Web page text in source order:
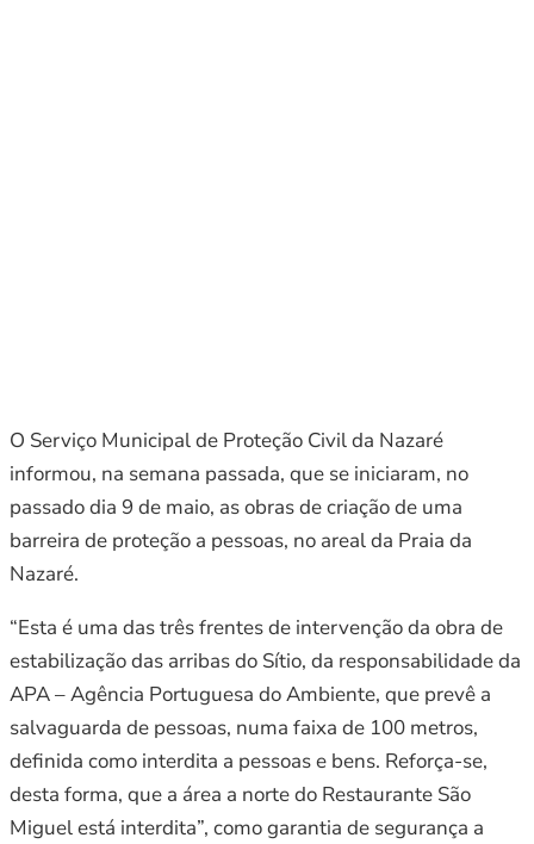
O Serviço Municipal de Proteção Civil da Nazaré
informou, na semana passada, que se iniciaram, no
passado dia 9 de maio, as obras de criação de uma
barreira de proteção a pessoas, no areal da Praia da
Nazaré.
“Esta é uma das três frentes de intervenção da obra de
estabilização das arribas do Sítio, da responsabilidade da
APA – Agência Portuguesa do Ambiente, que prevê a
salvaguarda de pessoas, numa faixa de 100 metros,
definida como interdita a pessoas e bens. Reforça-se,
desta forma, que a área a norte do Restaurante São
Miguel está interdita”, como garantia de segurança a